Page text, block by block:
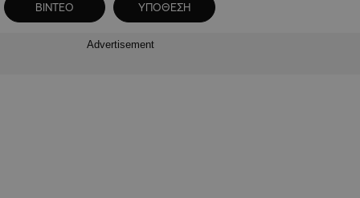
ΒΙΝΤΕΟ ΥΠΟΘΕΣΗ
Advertisement